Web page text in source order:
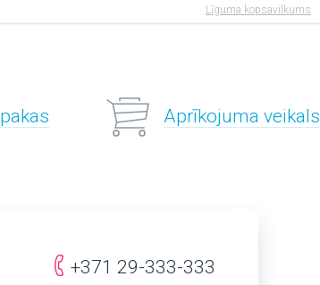
Līguma kopsavilkums
Aprīkojuma veikals
+371 29-333-333